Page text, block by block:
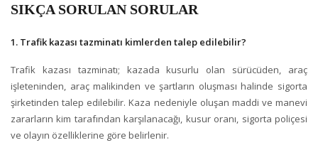
SIKÇA SORULAN SORULAR
1. Trafik kazası tazminatı kimlerden talep edilebilir?
Trafik kazası tazminatı; kazada kusurlu olan sürücüden, araç
işleteninden, araç malikinden ve şartların oluşması halinde sigorta
şirketinden talep edilebilir. Kaza nedeniyle oluşan maddi ve manevi
zararların kim tarafından karşılanacağı, kusur oranı, sigorta poliçesi
ve olayın özelliklerine göre belirlenir.